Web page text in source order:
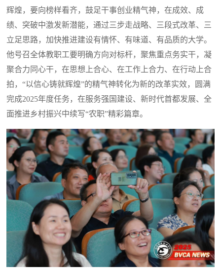
辉煌，要向榜样看齐，鼓足干事创业精气神，在成效、成
绩、突破中激发新潜能，通过三步走战略、三段式改革、三
立足思路，加快推进建设有情怀、有味道、有品质的大学。
他号召全体教职工要明确方向对标杆，聚焦重点务实干，凝
聚合力同心干，在思想上合心、在工作上合力、在行动上合
拍，“以信心铸就辉煌”的精气神转化为新的改革实效，圆满
完成2025年度任务，在服务强国建设、新时代首都发展、全
面推进乡村振兴中续写“农职”精彩篇章。